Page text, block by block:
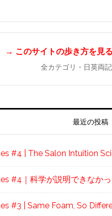
→ このサイトの歩き方を見
全カテゴリ・日英両
最近の投稿
#4 | The Salon Intuition
#4｜科学が説明できなか
#3 | Same Foam, So